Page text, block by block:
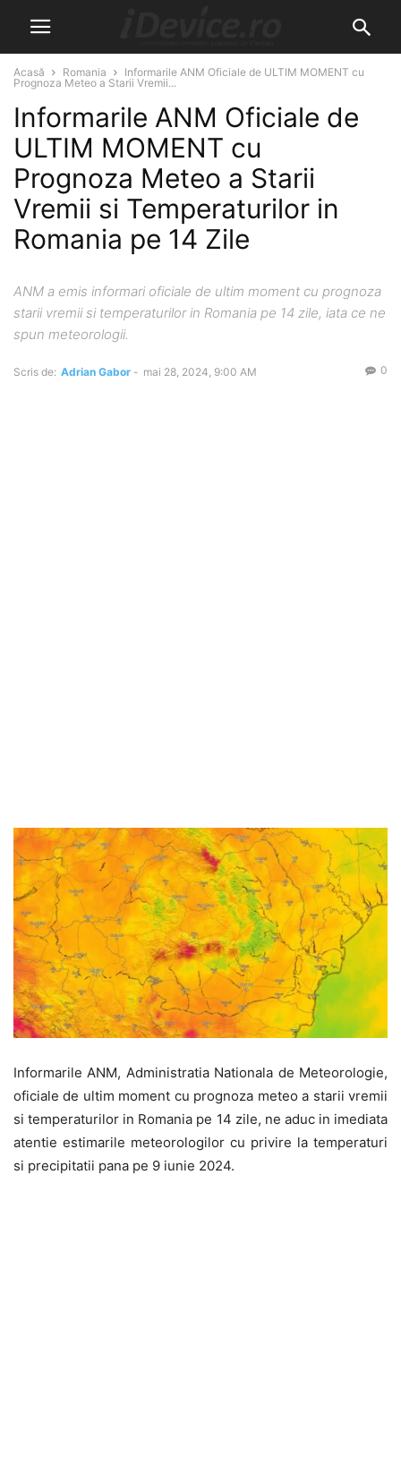
Acasă Romania
Informarile ANM Oficiale de ULTIM MOMENT cu
Prognoza Meteo a Starii Vremii...
Informarile ANM Oficiale de
ULTIM MOMENT cu
Prognoza Meteo a Starii
Vremii si Temperaturilor in
Romania pe 14 Zile
ANM a emis informari oficiale de ultim moment cu prognoza
starii vremii si temperaturilor in Romania pe 14 zile, iata ce ne
spun meteorologii.
Scris de: Adrian Gabor - mai 28, 2024, 9:00 AM 0
Informarile ANM, Administratia Nationala de Meteorologie,
oficiale de ultim moment cu prognoza meteo a starii vremii
si temperaturilor in Romania pe 14 zile, ne aduc in imediata
atentie estimarile meteorologilor cu privire la temperaturi
si precipitatii pana pe 9 iunie 2024.